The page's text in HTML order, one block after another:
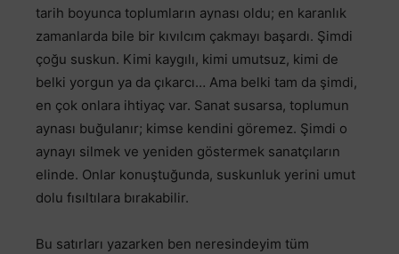
tarih boyunca toplumların aynası oldu; en karanlık
zamanlarda bile bir kıvılcım çakmayı başardı. Şimdi
çoğu suskun. Kimi kaygılı, kimi umutsuz, kimi de
belki yorgun ya da çıkarcı… Ama belki tam da şimdi,
en çok onlara ihtiyaç var. Sanat susarsa, toplumun
aynası buğulanır; kimse kendini göremez. Şimdi o
aynayı silmek ve yeniden göstermek sanatçıların
elinde. Onlar konuştuğunda, suskunluk yerini umut
dolu fısıltılara bırakabilir.
Bu satırları yazarken ben neresindeyim tüm